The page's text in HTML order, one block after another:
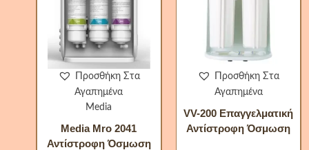
Προσθήκη Στα
Αγαπημένα
Media
Media Mro 2041
Αντίστροφη Όσμωση
Προσθήκη Στα
Αγαπημένα
VV-200 Επαγγελματική
Αντίστροφη Όσμωση